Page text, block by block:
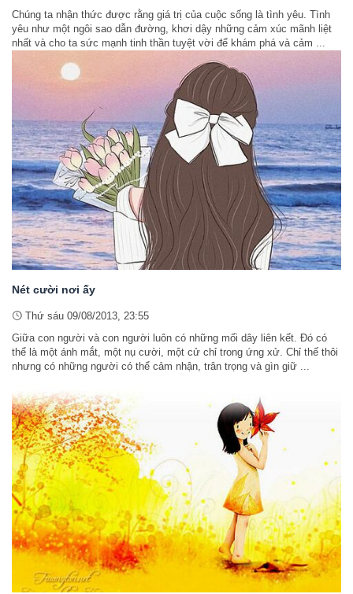
Chúng ta nhận thức được rằng giá trị của cuộc sống là tình yêu. Tình
yêu như một ngôi sao dẫn đường, khơi dậy những cảm xúc mãnh liệt
nhất và cho ta sức mạnh tinh thần tuyệt vời để khám phá và cảm ...
Nét cười nơi ấy
Thứ sáu 09/08/2013, 23:55
Giữa con người và con người luôn có những mối dây liên kết. Đó có
thể là một ánh mắt, một nụ cười, một cử chỉ trong ứng xử. Chỉ thế thôi
nhưng có những người có thể cảm nhận, trân trọng và gìn giữ ...